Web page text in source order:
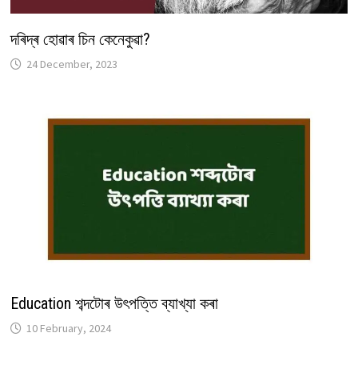
দৰিদ্ৰ হোৱাৰ চিন কেনেকুৱা?
24 December, 2023
Education শব্দটোৰ উৎপত্তি ব্যাখ্যা কৰা
10 February, 2024